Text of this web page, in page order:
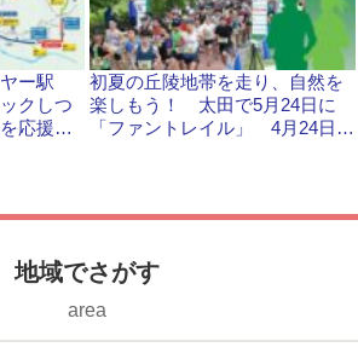
ー駅
クしつ
応援し
初夏の丘陵地帯を走り、自然を
楽しもう！ 太田で5月24日に
「ファントレイル」 4月24日ま
地域でさがす
area